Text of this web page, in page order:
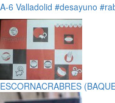
A-6 Valladolid #desayuno
ESCORNACRABRES